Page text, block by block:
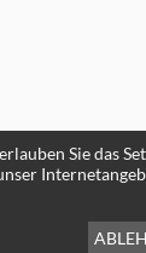
Sie das